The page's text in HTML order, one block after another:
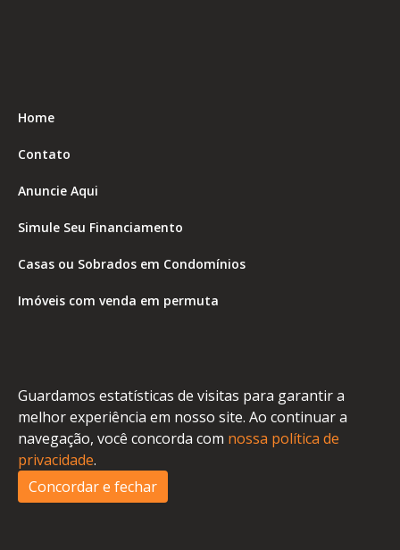
Guardamos estatísticas de visitas para garantir a
melhor experiência em nosso site. Ao continuar a
navegação, você concorda com nossa política de
privacidade.
Concordar e fechar
Home
Contato
Anuncie Aqui
Simule Seu Financiamento
Casas ou Sobrados em Condomínios
Imóveis com venda em permuta
Casa com piscina
Apartamento com piscina
Condomínio fechado